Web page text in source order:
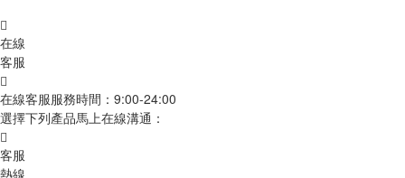

在線
客服

在線客服服務時間：9:00-24:00
選擇下列產品馬上在線溝通：

客服
熱線